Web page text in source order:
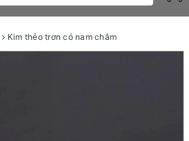
Kim thẻo trơn có nam châm